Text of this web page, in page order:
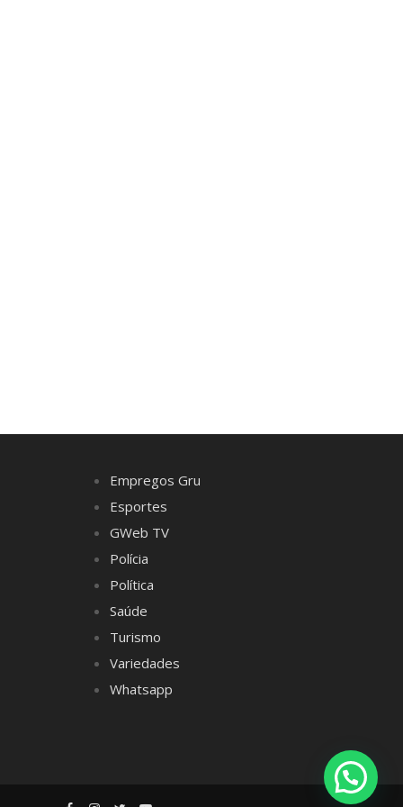
Empregos Gru
Esportes
GWeb TV
Polícia
Política
Saúde
Turismo
Variedades
Whatsapp